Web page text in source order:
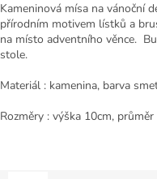
Kameninová mísa na vánoční
přírodním motivem lístků a
na místo adventního věnce.
stole.
Materiál : kamenina, barva
Rozměry : výška 10cm, průměr